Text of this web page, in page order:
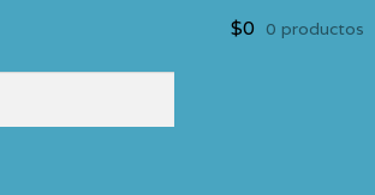
$0 0 productos